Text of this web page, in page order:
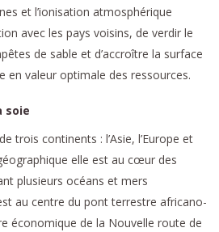
et l’ionisation atmosphérique
avec les pays voisins, de verdir le
de sable et d’accroître la surface
en valeur optimale des ressources.
soie
trois continents : l’Asie, l’Europe et
elle est au cœur des
plusieurs océans et mers
au centre du pont terrestre africano-
économique de la Nouvelle route de